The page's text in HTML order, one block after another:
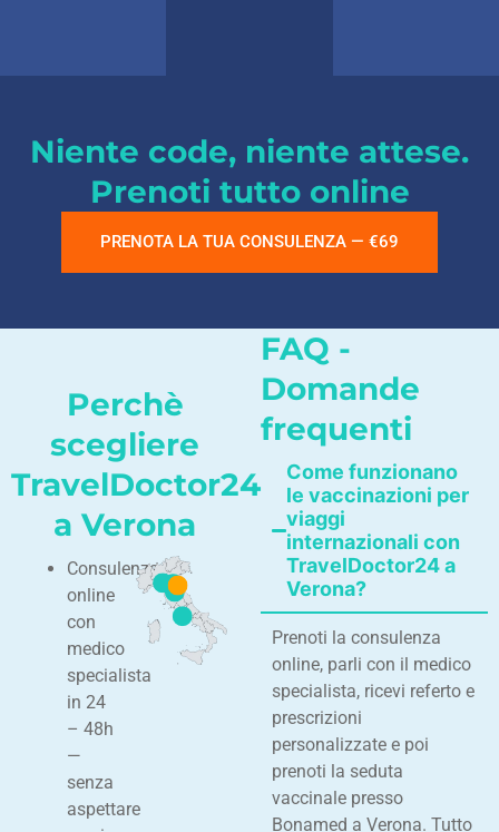
Niente code, niente attese.
Prenoti tutto online
PRENOTA LA TUA CONSULENZA — €69
Perchè
scegliere
TravelDoctor24
a Verona
Consulenza
online
con
medico
specialista
in 24
– 48h
—
senza
aspettare
FAQ -
Domande
frequenti
Come funzionano
le vaccinazioni per
viaggi
internazionali con
TravelDoctor24 a
Verona?
Prenoti la consulenza
online, parli con il medico
specialista, ricevi referto e
prescrizioni
personalizzate e poi
prenoti la seduta
vaccinale presso
Bonamed a Verona. Tutto